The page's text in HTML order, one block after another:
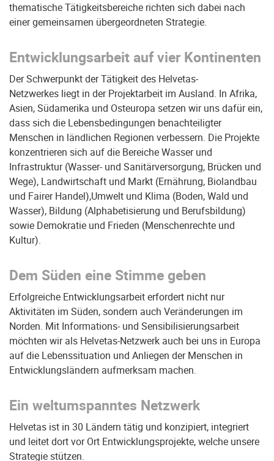
thematische Tätigkeitsbereiche richten sich dabei nach
einer gemeinsamen übergeordneten Strategie.
Entwicklungsarbeit auf vier Kontinenten
Der Schwerpunkt der Tätigkeit des Helvetas-
Netzwerkes liegt in der Projektarbeit im Ausland. In Afrika,
Asien, Südamerika und Osteuropa setzen wir uns dafür ein,
dass sich die Lebensbedingungen benachteiligter
Menschen in ländlichen Regionen verbessern. Die Projekte
konzentrieren sich auf die Bereiche Wasser und
Infrastruktur (Wasser- und Sanitärversorgung, Brücken und
Wege), Landwirtschaft und Markt (Ernährung, Biolandbau
und Fairer Handel),Umwelt und Klima (Boden, Wald und
Wasser), Bildung (Alphabetisierung und Berufsbildung)
sowie Demokratie und Frieden (Menschenrechte und
Kultur).
Dem Süden eine Stimme geben
Erfolgreiche Entwicklungsarbeit erfordert nicht nur
Aktivitäten im Süden, sondern auch Veränderungen im
Norden. Mit Informations- und Sensibilisierungsarbeit
möchten wir als Helvetas-Netzwerk auch bei uns in Europa
auf die Lebenssituation und Anliegen der Menschen in
Entwicklungsländern aufmerksam machen.
Ein weltumspanntes Netzwerk
Helvetas ist in 30 Ländern tätig und konzipiert, integriert
und leitet dort vor Ort Entwicklungsprojekte, welche unsere
Strategie stützen.